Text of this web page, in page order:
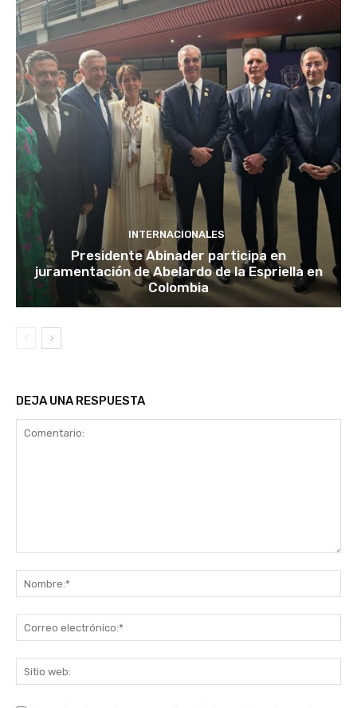
INTERNACIONALES
Presidente Abinader participa en
juramentación de Abelardo de la Espriella en
Colombia
DEJA UNA RESPUESTA